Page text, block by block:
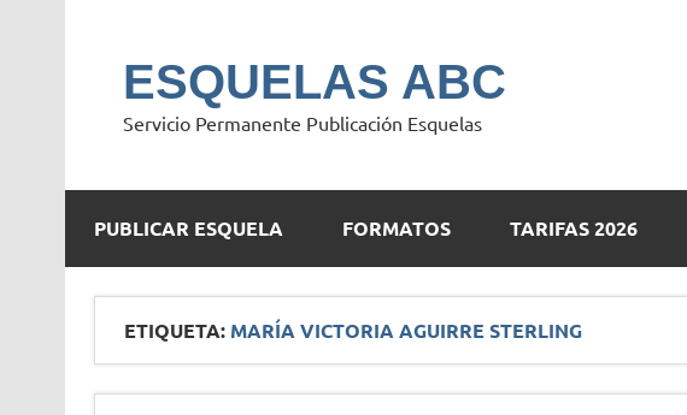
ESQUELAS ABC
Servicio Permanente Publicación Esquelas
PUBLICAR ESQUELA FORMATOS TARIFAS 2026
ETIQUETA: MARÍA VICTORIA AGUIRRE STERLING